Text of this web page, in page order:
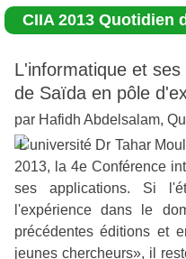
CIIA 2013 Quotidien
L'informatique et
de Saïda en pôle
par Hafidh Abdelsalam,
L'université Dr Tahar
2013, la 4e Conférence
ses applications. Si
l'expérience dans le
précédentes éditions et
jeunes chercheurs», il